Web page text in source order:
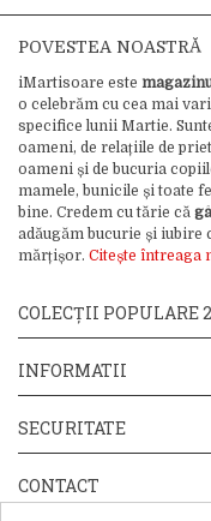
POVESTEA NOASTRĂ
iMartisoare este
o celebrăm cu cea mai
specifice lunii Martie.
oameni, de relațiile de
oameni și de bucuria
mamele, bunicile și toate
bine. Credem cu tărie că
adăugăm bucurie și
mărțișor. Citește întreaga
COLECȚII POPULARE
INFORMATII
SECURITATE
CONTACT